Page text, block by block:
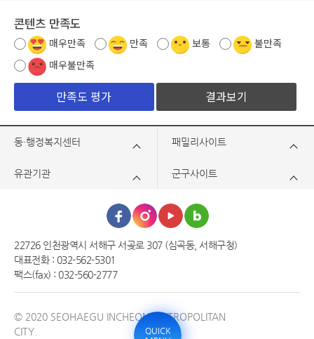
콘텐츠 만족도
매우만족 만족 보통
불만족
매우불만족
결과보기
QUICK
동·행정복지센터 패밀리사이트
유관기관 군구사이트
22726 인천광역시 서해구 서곶로 307 (심곡동, 서해구청)
대표전화 : 032-562-5301
팩스(fax) : 032-560-2777
© 2020 SEOHAEGU INCHEON METROPOLITAN
CITY.